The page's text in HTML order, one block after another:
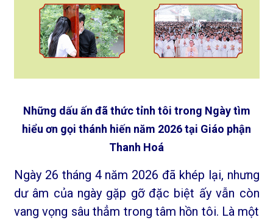
Những dấu ấn đã thức tỉnh tôi trong Ngày tìm
hiểu ơn gọi thánh hiến năm 2026 tại Giáo phận
Thanh Hoá
Ngày 26 tháng 4 năm 2026 đã khép lại, nhưng
dư âm của ngày gặp gỡ đặc biệt ấy vẫn còn
vang vọng sâu thẳm trong tâm hồn tôi. Là một